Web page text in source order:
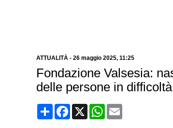
ATTUALITÀ- 26 maggio 2025, 11:25
Fondazione Valsesia:
delle persone in difficoltà
CondividiFacebook
X WhatsApp
Email